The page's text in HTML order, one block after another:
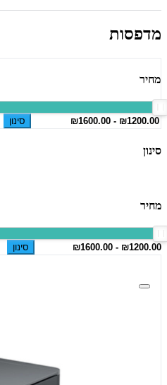
מדפסות
מחיר
סינון
סינון
מחיר
סינון